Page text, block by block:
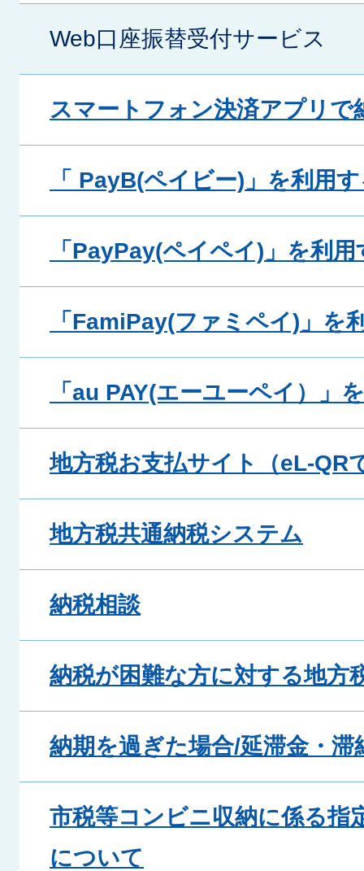
Web口座振替受付サービス
スマートフォン決済アプリで
「 PayB(ペイビー)」を利用
「PayPay(ペイペイ)」を利用
「FamiPay(ファミペイ)」を
「au PAY(エーユーペイ）」
地方税お支払サイト（eL-QR
地方税共通納税システム
納税相談
納税が困難な方に対する地方
納期を過ぎた場合/延滞金・滞
市税等コンビニ収納に係る指
について